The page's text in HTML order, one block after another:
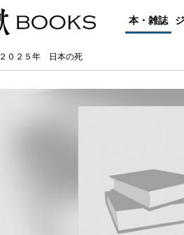
本・雑誌
２０２５年 日本の死